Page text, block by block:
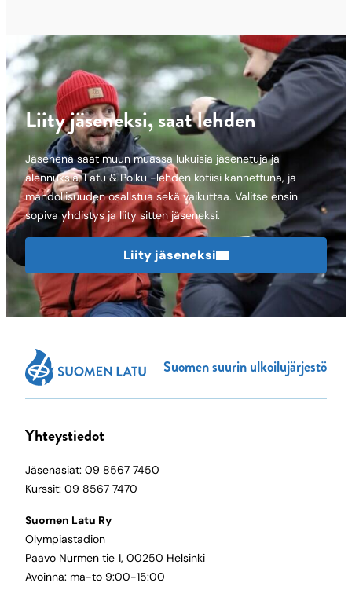
Liity jäseneksi, saat lehden
Jäsenenä saat muun muassa lukuisia jäsenetuja ja
alennuksia, Latu & Polku -lehden kotiisi kannettuna, ja
mahdollisuuden osallstua sekä vaikuttaa. Valitse ensin
sopiva yhdistys ja liity sitten jäseneksi.
Liity jäseneksi
Suomen suurin ulkoilujärjestö
Yhteystiedot
Jäsenasiat: 09 8567 7450
Kurssit: 09 8567 7470
Suomen Latu Ry
Olympiastadion
Paavo Nurmen tie 1, 00250 Helsinki
Avoinna: ma-to 9:00-15:00